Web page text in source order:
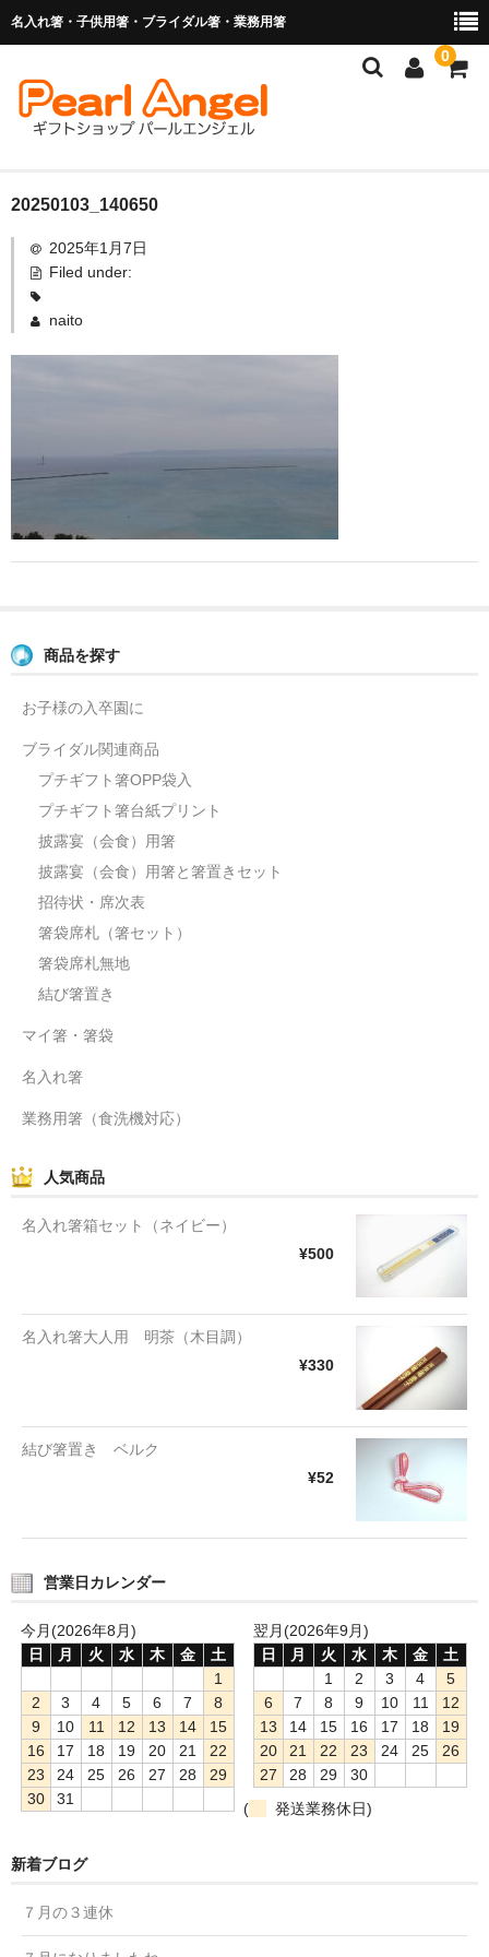
名入れ箸・子供用箸・ブライダル箸・業務用箸
0
商品を探す
お子様の入卒園に
ご利用ガイド
20250103_140650
2025年1月7日
Filed under:
naito
商品を探す
お子様の入卒園に
ブライダル関連商品
プチギフト箸OPP袋入
プチギフト箸台紙プリント
披露宴（会食）用箸
披露宴（会食）用箸と箸置きセット
招待状・席次表
箸袋席札（箸セット）
箸袋席札無地
結び箸置き
マイ箸・箸袋
名入れ箸
業務用箸（食洗機対応）
人気商品
名入れ箸箱セット（ネイビー）
¥500
名入れ箸大人用 明茶（木目調）
¥330
結び箸置き ベルク
¥52
営業日カレンダー
今月(2026年8月)
日
月 火 水 木 金
土
1
2
3 4 5 6 7
8
9
10 11 12 13 14
15
16
17 18 19 20 21
22
23
24 25 26 27 28
29
30
31
翌月(2026年9月)
日
月 火 水 木 金
土
1
2 3 4
5
6
7 8 9 10 11
12
13
14 15 16 17 18
19
20
21 22 23 24 25
26
27
28 29
30
(
発送業務休日)
新着ブログ
７月の３連休